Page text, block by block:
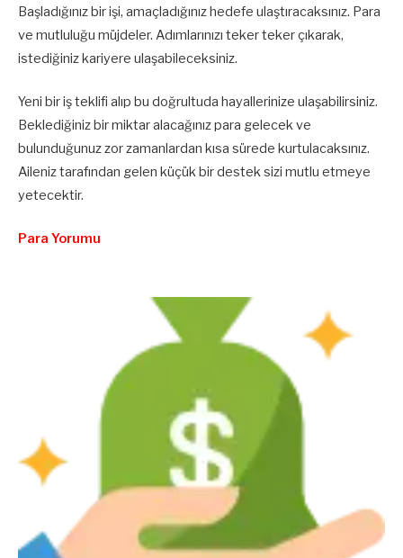
Başladığınız bir işi, amaçladığınız hedefe ulaştıracaksınız. Para
ve mutluluğu müjdeler. Adımlarınızı teker teker çıkarak,
istediğiniz kariyere ulaşabileceksiniz.
Yeni bir iş teklifi alıp bu doğrultuda hayallerinize ulaşabilirsiniz.
Beklediğiniz bir miktar alacağınız para gelecek ve
bulunduğunuz zor zamanlardan kısa sürede kurtulacaksınız.
Aileniz tarafından gelen küçük bir destek sizi mutlu etmeye
yetecektir.
Para Yorumu